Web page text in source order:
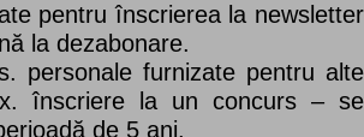
pentru înscrierea la newsletter
la dezabonare.
furnizate pentru alte
înscriere la un concurs – se
de 5 ani.